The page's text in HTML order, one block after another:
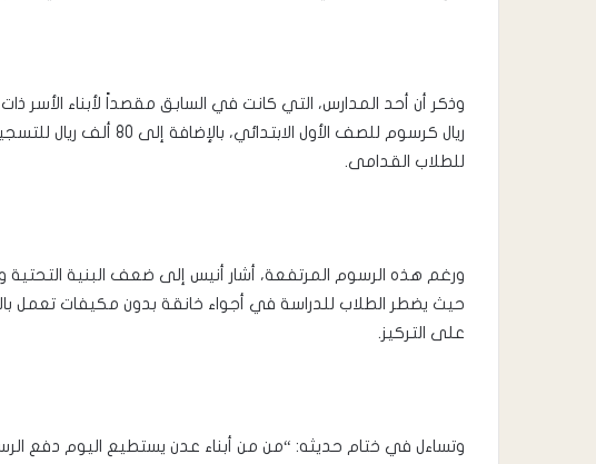
للطلاب القدامى.
ورغم هذه الرسوم المرتفعة، أشار أنيس إلى ضعف البنية
حيث يضطر الطلاب للدراسة في أجواء خانقة بدون مكيفات تعمل
على التركيز.
وتساءل في ختام حديثه: “من من أبناء عدن يستطيع اليوم دفع